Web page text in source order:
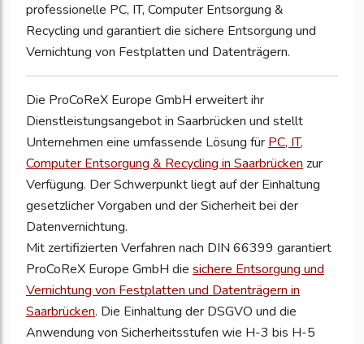
professionelle PC, IT, Computer Entsorgung &
Recycling und garantiert die sichere Entsorgung und
Vernichtung von Festplatten und Datenträgern.
Die ProCoReX Europe GmbH erweitert ihr
Dienstleistungsangebot in Saarbrücken und stellt
Unternehmen eine umfassende Lösung für PC, IT,
Computer Entsorgung & Recycling in Saarbrücken zur
Verfügung. Der Schwerpunkt liegt auf der Einhaltung
gesetzlicher Vorgaben und der Sicherheit bei der
Datenvernichtung.
Mit zertifizierten Verfahren nach DIN 66399 garantiert
ProCoReX Europe GmbH die sichere Entsorgung und
Vernichtung von Festplatten und Datenträgern in
Saarbrücken. Die Einhaltung der DSGVO und die
Anwendung von Sicherheitsstufen wie H-3 bis H-5